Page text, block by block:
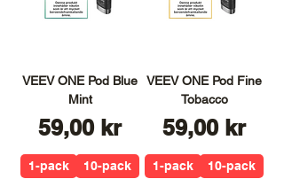
VEEV ONE Pod Blue
Mint
Pris
59,00 kr
1-pack 10-pack
VEEV ONE Pod Fine
Tobacco
Pris
59,00 kr
1-pack 10-pack